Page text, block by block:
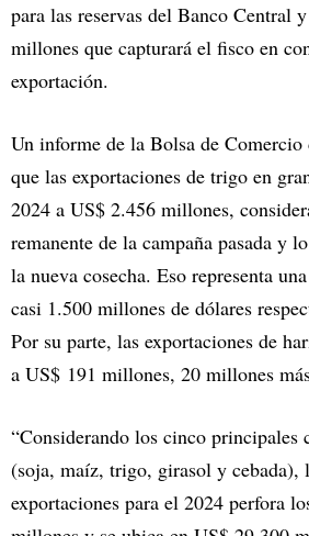
para las reservas del Banco Central
millones que capturará el fisco en
exportación.
Un informe de la Bolsa de Comercio
que las exportaciones de trigo en
2024 a US$ 2.456 millones,
remanente de la campaña pasada y
la nueva cosecha. Eso representa
casi 1.500 millones de dólares
Por su parte, las exportaciones de
a US$ 191 millones, 20 millones
“Considerando los cinco principales
(soja, maíz, trigo, girasol y cebada),
exportaciones para el 2024 perfora